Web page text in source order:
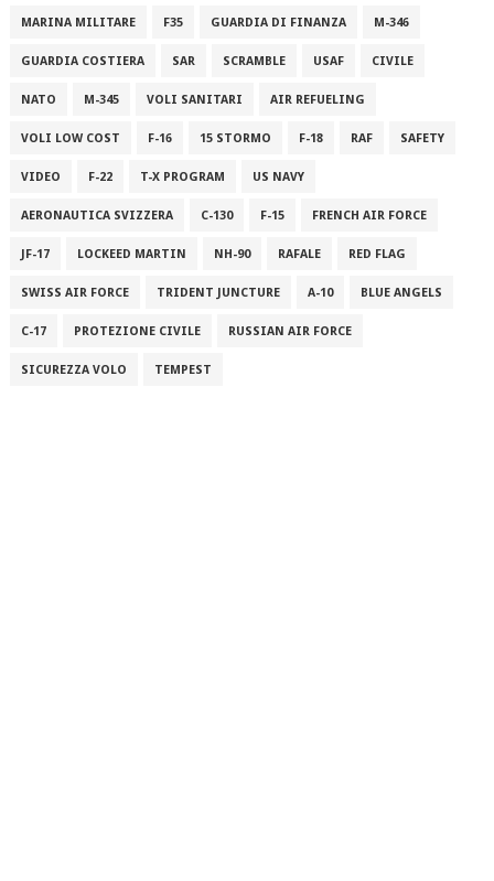
MARINA MILITARE F35 GUARDIA DI FINANZA M-346
GUARDIA COSTIERA SAR SCRAMBLE USAF CIVILE
NATO M-345 VOLI SANITARI AIR REFUELING
VOLI LOW COST F-16 15 STORMO F-18 RAF SAFETY
VIDEO F-22 T-X PROGRAM US NAVY
AERONAUTICA SVIZZERA C-130 F-15 FRENCH AIR FORCE
JF-17 LOCKEED MARTIN NH-90 RAFALE RED FLAG
SWISS AIR FORCE TRIDENT JUNCTURE A-10 BLUE ANGELS
C-17 PROTEZIONE CIVILE RUSSIAN AIR FORCE
SICUREZZA VOLO TEMPEST